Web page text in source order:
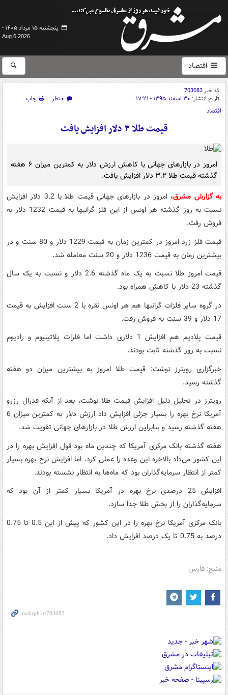
پنجشنبه ۱۵ مرداد ۱۴۰۵ -
Aug 6 2026
اقتصاد
کد خبر703083
تاریخ انتشار: ۳۰ اسفند ۱۳۹۵ - ۱۷:۲۱ ۰ نظر
چاپ
اقتصاد
قیمت طلا ۳ دلار افزایش یافت
امروز در بازارهای جهانی با کاهش ارزش دلار به کمترین میزان ۶ هفته
گذشته قیمت طلا ۳.۲ دلار افزایش یافت.
به گزارش مشرق،
امروز در بازارهای جهانی قیمت طلا با 3.2 دلار افزایش
نسبت به روز گذشته هر اونس از این فلز گرانبها به قیمت 1232 دلار به
فروش رفت.
قیمت فلز زرد امروز در کمترین زمان به قیمت 1229 دلار و 80 سنت و در
بیشترین زمان به قیمت 1236 دلار و 20 سنت معامله شد.
قیمت امروز طلا نسبت به یک ماه گذشته 2.6 دلار و نسبت به یک سال
گذشته 23 دلار با کاهش همراه بود.
در گروه سایر فلزات گرانبها هم هر اونس نقره با 2 سنت افزایش به قیمت
17 دلار و 39 سنت به فروش رفت.
قیمت پلادیم هم افزایش 1 دلاری داشت اما فلزات پلاتینیوم و رادیوم
نسبت به روز گذشته ثابت بودند.
خبرگزاری رویترز نوشت: قیمت طلا امروز به بیشترین میزان دو هفته
گذشته رسید.
رویترز در تحلیل دلیل افزایش قیمت طلا نوشت، بعد از آنکه فدرال رزرو
آمریکا نرخ بهره را بسیار جزئی افزایش داد ارزش دلار به کمترین میزان 6
هفته گذشته رسید و بنابراین ارزش طلا در بازارهای جهانی تقویت شد.
هفته گذشته بانک مرکزی آمریکا که چندین ماه بود قول افزایش بهره را در
این کشور می‌داد بالاخره این وعده را عملی کرد. اما افزایش نرخ بهره بسیار
کمتر از انتظار سرمایه‌گذاران بود که ماه‌ها به انتظار نشسته بودند.
افزایش 25 درصدی نرخ بهره در آمریکا بسیار کمتر از آن بود که
سرمایه‌گذاران را از بخش طلا جدا سازد.
بانک مرکزی آمریکا نرخ بهره را در این کشور که پیش از این 0.5 تا 0.75
درصد به 0.75 تا یک درصد افزایش داد.
منبع: فارس